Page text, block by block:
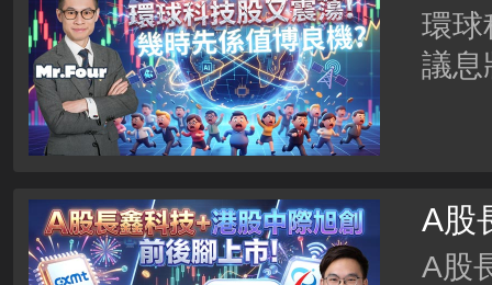
議
環球
議息
A股
創
A股